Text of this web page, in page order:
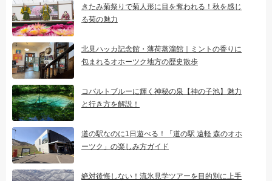
きたみ菊祭りで菊人形に目を奪われる！秋を感じ
る菊の魅力
北見ハッカ記念館・薄荷蒸溜館｜ミントの香りに
包まれるオホーツク地方の歴史散歩
コバルトブルーに輝く神秘の泉【神の子池】魅力
と行き方を解説！
道の駅なのに1日遊べる！「道の駅 遠軽 森のオホ
ーツク」の楽しみ方ガイド
絶対後悔しない！流氷見学ツアーを目的別に上手